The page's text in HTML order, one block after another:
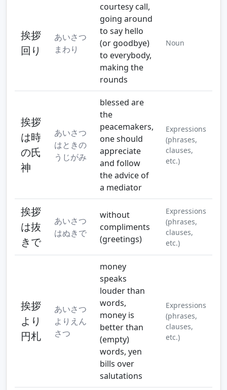
挨拶
回り
あいさつ
まわり
courtesy call,
going around
to say hello
(or goodbye)
to everybody,
making the
rounds
Noun
挨拶
は時
の氏
神
あいさつ
はときの
うじがみ
blessed are
the
peacemakers,
one should
appreciate
and follow
the advice of
a mediator
Expressions
(phrases,
clauses,
etc.)
挨拶
は抜
きで
あいさつ
はぬきで
without
compliments
(greetings)
Expressions
(phrases,
clauses,
etc.)
挨拶
より
円札
あいさつ
よりえん
さつ
money
speaks
louder than
words,
money is
better than
(empty)
words, yen
bills over
salutations
Expressions
(phrases,
clauses,
etc.)